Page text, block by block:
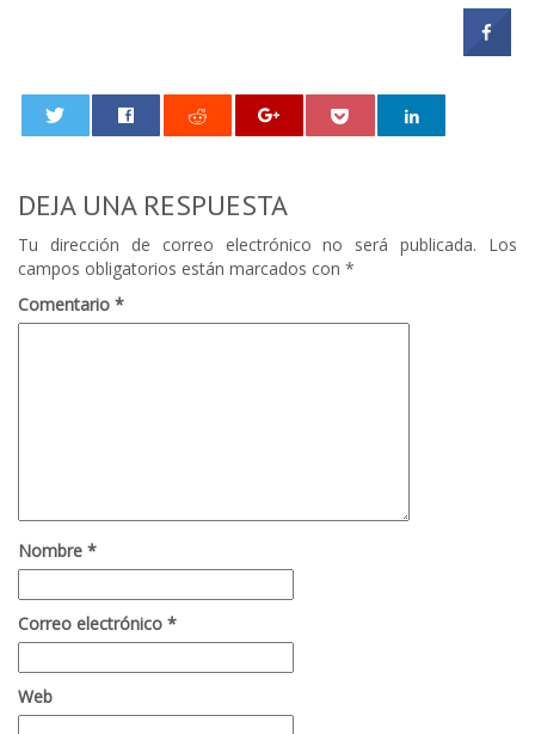
DEJA UNA RESPUESTA
Tu dirección de correo electrónico no será publicada.
Los
campos obligatorios están marcados con *
Comentario *
Nombre *
Correo electrónico *
Web